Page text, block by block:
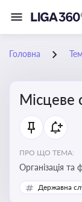
Головна
Місцеве
ПРО ЩО ТЕМА:
Організація та
які приймають
функції на
Державна